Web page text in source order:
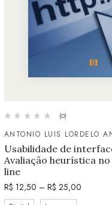
(0)
ANTONIO LUIS LORDELO
Usabilidade de
Avaliação heurística
line
R$ 12,50 – R$ 25,00